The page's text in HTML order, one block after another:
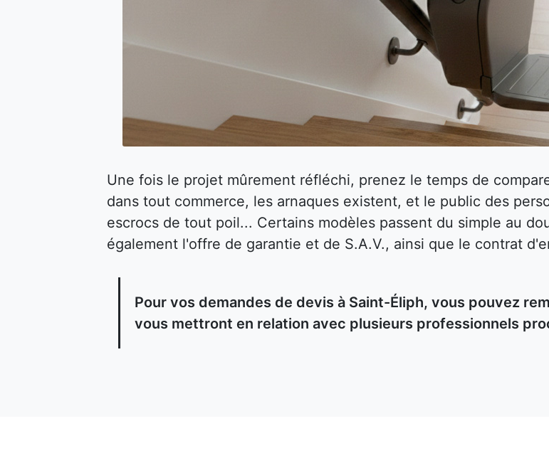
Une fois le projet mûrement réfléchi, prenez le temps de
dans tout commerce, les arnaques existent, et le public des
escrocs de tout poil... Certains modèles passent du simple au
également l'offre de garantie et de S.A.V., ainsi que le contrat
Pour vos demandes de devis à Saint-Éliph, vous pouvez
vous mettront en relation avec plusieurs professionnels